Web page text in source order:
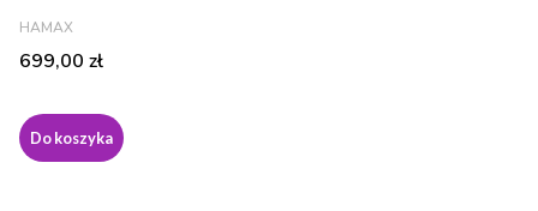
PRODUCENT
HAMAX
Cena
699,00 zł
Do koszyka